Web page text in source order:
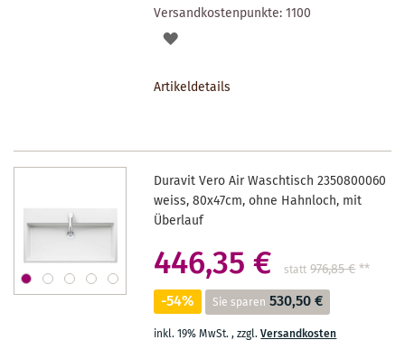
Versandkostenpunkte:1100
AUF
Artikeldetails
Duravit Vero Air Waschtisch 2350800060
weiss, 80x47cm, ohne Hahnloch, mit
Überlauf
446,35 € statt 976,85 €**
-54% Sie sparen 530,50 €
inkl. 19% MwSt.,zzgl.Versandkosten